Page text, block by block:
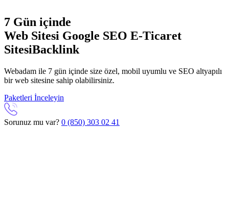
7 Gün içinde
Web Sitesi Google SEO E-Ticaret
SitesiBacklink
Webadam ile 7 gün içinde size özel, mobil uyumlu ve SEO altyapılı
bir web sitesine sahip olabilirsiniz.
Paketleri İnceleyin
Sorunuz mu var? 0 (850) 303 02 41